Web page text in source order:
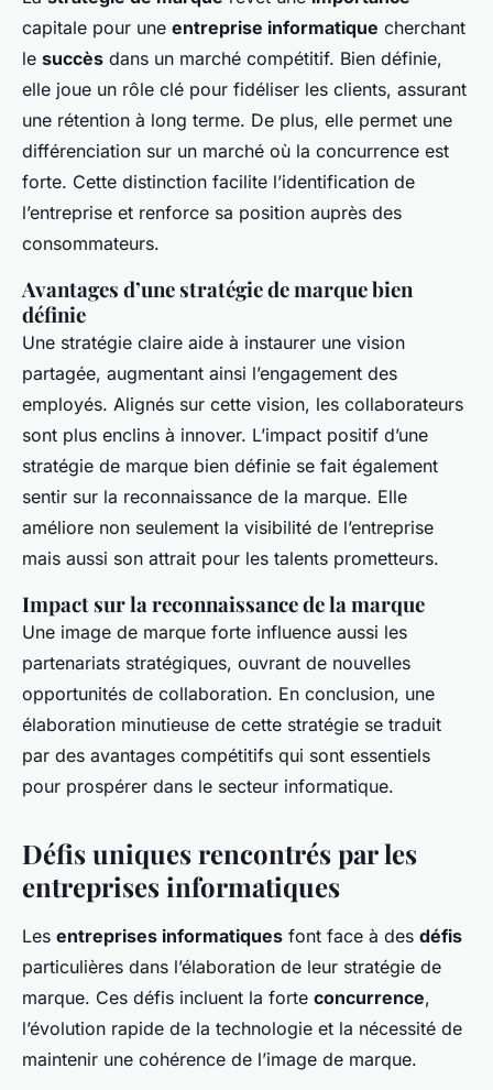
capitale pour une entreprise informatique cherchant
le succès dans un marché compétitif. Bien définie,
elle joue un rôle clé pour fidéliser les clients, assurant
une rétention à long terme. De plus, elle permet une
différenciation sur un marché où la concurrence est
forte. Cette distinction facilite l’identification de
l’entreprise et renforce sa position auprès des
consommateurs.
Avantages d’une stratégie de marque bien
définie
Une stratégie claire aide à instaurer une vision
partagée, augmentant ainsi l’engagement des
employés. Alignés sur cette vision, les collaborateurs
sont plus enclins à innover. L’impact positif d’une
stratégie de marque bien définie se fait également
sentir sur la reconnaissance de la marque. Elle
améliore non seulement la visibilité de l’entreprise
mais aussi son attrait pour les talents prometteurs.
Impact sur la reconnaissance de la marque
Une image de marque forte influence aussi les
partenariats stratégiques, ouvrant de nouvelles
opportunités de collaboration. En conclusion, une
élaboration minutieuse de cette stratégie se traduit
par des avantages compétitifs qui sont essentiels
pour prospérer dans le secteur informatique.
Défis uniques rencontrés par les
entreprises informatiques
Les entreprises informatiques font face à des défis
particulières dans l’élaboration de leur stratégie de
marque. Ces défis incluent la forte concurrence,
l’évolution rapide de la technologie et la nécessité de
maintenir une cohérence de l’image de marque.